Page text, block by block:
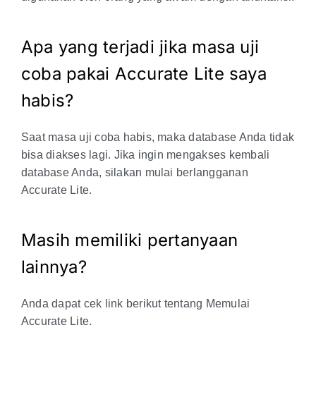
Apa yang terjadi jika masa uji
coba pakai Accurate Lite saya
habis?
Saat masa uji coba habis, maka database Anda tidak
bisa diakses lagi. Jika ingin mengakses kembali
database Anda, silakan mulai berlangganan
Accurate Lite.
Masih memiliki pertanyaan
lainnya?
Anda dapat cek link berikut tentang Memulai
Accurate Lite.